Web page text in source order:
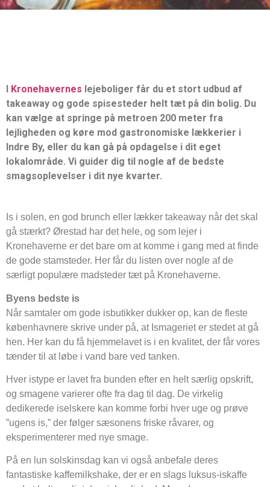
I Kronehavernes lejeboliger får du et stort udbud af
takeaway og gode spisesteder helt tæt på din bolig. Du
kan vælge at springe på metroen 200 meter fra
lejligheden og køre mod gastronomiske lækkerier i
Indre By, eller du kan gå på opdagelse i dit eget
lokalområde. Vi guider dig til nogle af de bedste
smagsoplevelser i dit nye kvarter.
Is i solen, en god brunch eller lækker takeaway når det skal
gå stærkt? Ørestad har det hele, og som lejer i
Kronehaverne er det bare om at komme i gang med at finde
de gode stamsteder. Her får du listen over nogle af de
særligt populære madsteder tæt på Kronehaverne.
Byens bedste is
Når samtaler om gode isbutikker dukker op, kan de fleste
københavnere skrive under på, at Ismageriet er stedet at gå
hen. Her kan du få hjemmelavet is i en kvalitet, der får vores
tænder til at løbe i vand bare ved tanken.
Hver istype er lavet fra bunden efter en helt særlig opskrift,
og smagene varierer ofte fra dag til dag. De virkelig
dedikerede iselskere kan komme forbi hver uge og prøve
”ugens is,” der følger sæsonens friske råvarer, og
eksperimenterer med nye smage.
På en lun solskinsdag kan vi også anbefale deres
fantastiske kaffemilkshake, der er en slags luksus-iskaffe